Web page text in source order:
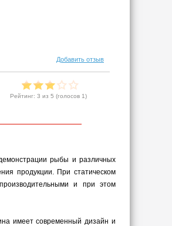
Добавить отзыв
Рейтинг: 3 из 5 (голосов 1)
рыбы и различных
продукции. При статическом
и при этом
имеет современный дизайн и